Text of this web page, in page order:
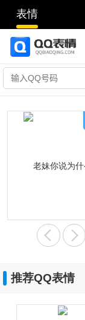
表情
推荐QQ表情